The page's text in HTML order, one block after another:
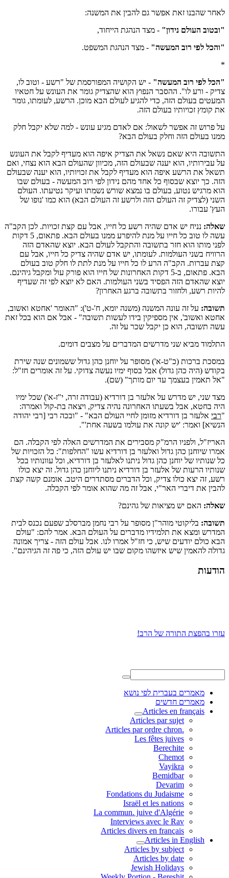
לאחר שהבנו זאת אפשר גם להבין את המשנה:
"ובטוב העולם נידון" - מצד הנהגת הייחוד,
"והכל לפי רוב המעשה" - מצד הנהגת המשפט.
*
"הכל לפי רוב המעשה" - יש הקושיה המפורסמת של "רשע - וטוב לו,
צדיק - ורע לו". ההסבר הנפוץ הוא שהצדיק גומר את העונש על חטאיו
המעטים בעולם הזה, כדי להגיע לעולם הבא מוכן. הרשע, לעומתו, גומר
את קומץ זכויותיו בעולם הזה.
על פרוש זה אפשר לשאול: אם לאדם מגיע עונש - למה שלא יקבל חלק
ממנו בעולם הזה וחלק בעולם הבא?
התשובה היא שאם נשאל את הצדיק איפה הוא מעדיף לקבל את העונש
על עבירותיו, הוא יענה שבעולם הזה, מכיוון שהעולם הבא הוא נצחי, ואם
תשאל את הרשע איפה הוא מעדיף לקבל את זכויותיו, הוא יענה שבעולם
הזה. כך יוצא שבסוף כל אחד מהם נידון לפי רוב המעשה - בעולם שבו
הוא מרגיש נטוע, בעולם בו נמצא שורש נשמתו ועיקר נטיעתו. העולם
השני (לצדיק זה העולם הזה ולרשע זה העולם הבא) הוא כמו 'נופו של
העץ' עבורו.
שאלה: נניח יש אדם שהיה רשע כל חייו, אבל עם קצת זכויות. לכן הקב"ה
עשה לו טוב כל חייו על מנת להיפרע ממנו בעולם הבא. פתאום, 5 דקות
לפני מותו הוא חזר בתשובה והתקבל לעולם הבא. יוצא שהאדם הזה
הרוויח בשני העולמות. לעומתו, יש אדם שהיה צדיק כל חייו, אבל עם
קצת עברות. הקב"ה הרע לו כל חייו על מנת לתת לו חלק טוב בעולם
הבא. פתאום, ב-5 דקות האחרונות של חייו הוא פורק עול ומקבל גיהינם.
יוצא שהאדם הזה הפסיד בשני העולמות. האם לא יוצא לפי זה שעדיף
להיות רשע, ולחזור בתשובה ברגע האחרון?
תשובה: על זה עונה המשנה (משנה יומא, ח'-ט'): "האומר 'אחטא ואשוב,
אחטא ואשוב', אין מספיקין בידו לעשות תשובה" - אבל אם הוא בכל זאת
עשה תשובה, הוא כן יקבל שכר על זה.
התלמוד מביא שני מדרשים המדברים על מצבים דומים.
במסכת ברכות (כ"ט-א') מסופר על יוחנן כהן גדול ששמונים שנה שירת
בקודש (היה כהן גדול) אבל בסוף ימיו נעשה צדוקי. על זה אומרים חז"ל:
"אל תאמין בעצמך עד יום מותך" (שם).
מצד שני, יש מדרש על אלעזר בן דורדיא (עבודה זרה, י"ז-א') שכל ימיו
היה בחטא, אבל בשעתו האחרונה נהיה צדיק, ויצאה בת-קול ואמרה:
"רבי אלעזר בן דורדיא מזומן לחיי העולם הבא" - "ובכה רבי [רבי יהודה
הנשיא] ואמר: 'יש קונה את עולמו בשעה אחת'".
האריז"ל, ולפניו הרמ"ק מסבירים את המדרשים האלה לפי הקבלה. הם
אמרו שיוחנן כהן גדול ואלעזר בן דורדיא עשו "החלפות": כל הזכויות של
כל שנותיו של יוחנן כהן גדול ניתנו לאלעזר בן דורדיא, וכל עוונותיו בכל
שנותיו הרעות של אלעזר בן דורדיא ניתנו ליוחנן כהן גדול. זה יצא כולו
רשע, זה יצא כולו צדיק, וכל הדברים מסתדרים היטב. אומנם קשה קצת
להבין את דיברי האר"י, אבל זה מה שהוא אומר לפי הקבלה.
שאלה: האם יש מציאות של גהינם?
תשובה: בליקוטי מוהר"ן מסופר על רבי נחמן מברסלב שפעם נכנס לבית
המדרש ומצא את תלמידיו מדברים על העולם הבא. אמר להם: "עולם
הבא כולם יודעים שיש, כי חז"ל אמרו לנו. אבל עולם הזה - צריך אמונה
גדולה להאמין שיש איזשהו מקום שבו יש עולם הזה, כי פה זה הגיהינם".
הודעות
עזרו בהפצת התורה של הרב!
מאמרים בעברית לפי נושא
מאמרים חדשים
Articles en français
Articles par sujet
.Articles par ordre chron
Les fêtes juives
Berechite
Chemot
Vayikra
Bemidbar
Devarim
Fondations du Judaisme
Israël et les nations
La commun. juive d'Algérie
Interviews avec le Rav
Articles divers en français
Articles in English
Articles by subject
Articles by date
Jewish Holidays